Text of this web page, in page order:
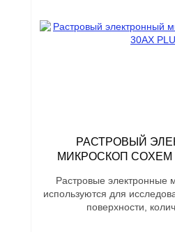
РАСТРОВЫЙ
МИКРОСКОП COXEM
Растровые электронные
используются для
поверхности,